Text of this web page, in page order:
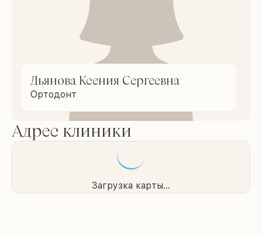
Дьянова Ксения Сергеевна
Ортодонт
Адрес клиники
Загрузка карты...